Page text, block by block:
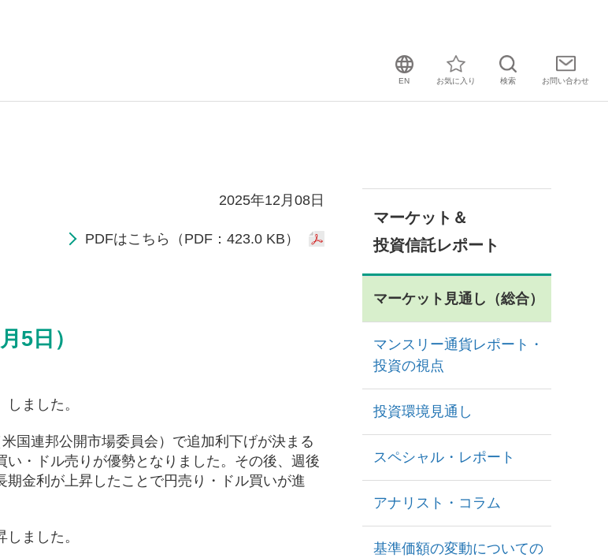
EN お気に入り 検索 お問い合わせ
2025年12月08日
PDFはこちら（PDF：423.0 KB）
5日）
ました。
国連邦公開市場委員会）で追加利下げが決まる
・ドル売りが優勢となりました。その後、週後
金利が上昇したことで円売り・ドル買いが進
ました。
マーケット＆
投資信託レポート
マーケット見通し（総合）
マンスリー通貨レポート・
投資の視点
投資環境見通し
スペシャル・レポート
アナリスト・コラム
基準価額の変動についての